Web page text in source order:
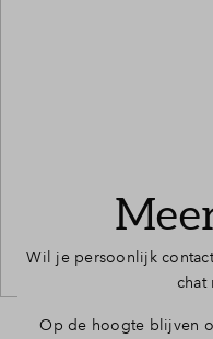
Wil je persoonlijk
chat
Op de hoogte blijven